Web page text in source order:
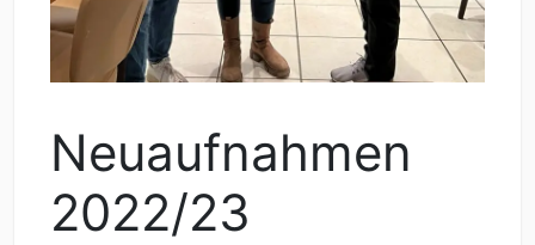
Neuaufnahmen
2022/23